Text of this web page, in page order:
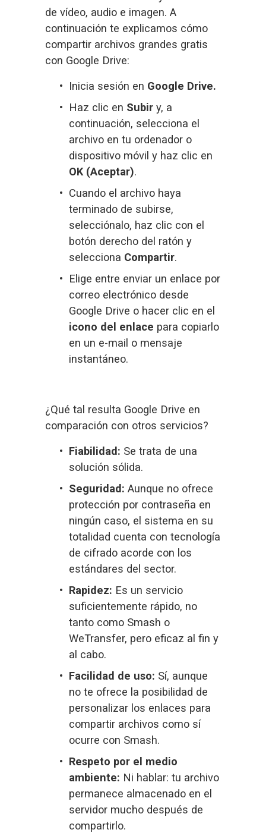
de vídeo, audio e imagen. A
continuación te explicamos cómo
compartir archivos grandes gratis
con Google Drive:
Inicia sesión en Google Drive.
Haz clic en Subir y, a
continuación, selecciona el
archivo en tu ordenador o
OK (Aceptar).
Cuando el archivo haya
terminado de subirse,
selecciónalo, haz clic con el
botón derecho del ratón y
selecciona Compartir.
Elige entre enviar un enlace por
correo electrónico desde
icono del enlace para copiarlo
en un e-mail o mensaje
instantáneo.
¿Qué tal resulta Google Drive en
comparación con otros servicios?
Fiabilidad: Se trata de una
solución sólida.
Seguridad: Aunque no ofrece
protección por contraseña en
ningún caso, el sistema en su
totalidad cuenta con tecnología
de cifrado acorde con los
estándares del sector.
Rapidez: Es un servicio
suficientemente rápido, no
tanto como Smash o
WeTransfer, pero eficaz al fin y
al cabo.
Facilidad de uso: Sí, aunque
no te ofrece la posibilidad de
personalizar los enlaces para
compartir archivos como sí
ocurre con Smash.
Respeto por el medio
ambiente: Ni hablar: tu archivo
permanece almacenado en el
servidor mucho después de
compartirlo.